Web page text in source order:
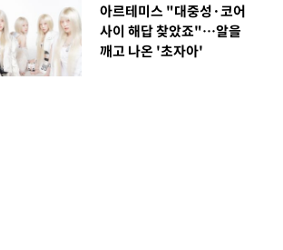
아르테미스 "대중성·코어
사이 해답 찾았죠"…알을
깨고 나온 '초자아'